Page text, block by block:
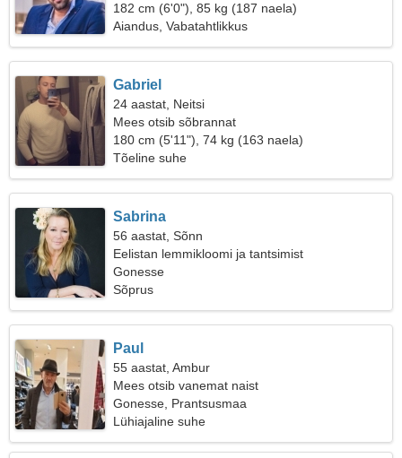
182 cm (6'0"), 85 kg (187 naela)
Aiandus, Vabatahtlikkus
Gabriel
24 aastat, Neitsi
Mees otsib sõbrannat
180 cm (5'11"), 74 kg (163 naela)
Tõeline suhe
Sabrina
56 aastat, Sõnn
Eelistan lemmikloomi ja tantsimist
Gonesse
Sõprus
Paul
55 aastat, Ambur
Mees otsib vanemat naist
Gonesse, Prantsusmaa
Lühiajaline suhe